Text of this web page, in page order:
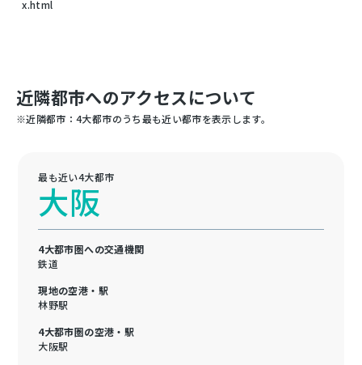
x.html
近隣都市へのアクセスについて
※近隣都市：4大都市のうち最も近い都市を表示します。
最も近い4大都市
大阪
4大都市圏への交通機関
鉄道
現地の空港・駅
林野駅
4大都市圏の空港・駅
大阪駅